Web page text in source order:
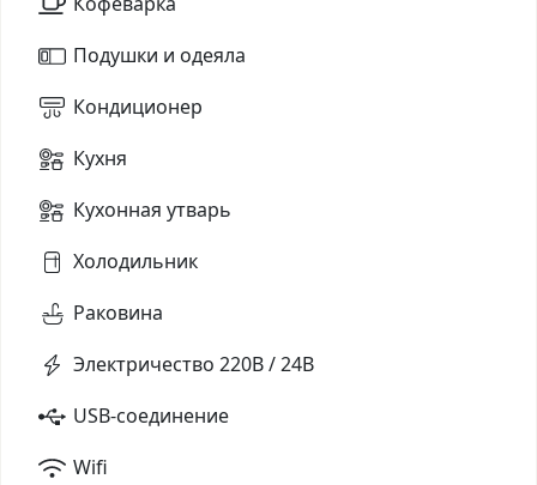
Подушки и одеяла
Кондиционер
Кухня
Кухонная утварь
Холодильник
Раковина
Электричество 220В / 24В
USB-соединение
Wifi